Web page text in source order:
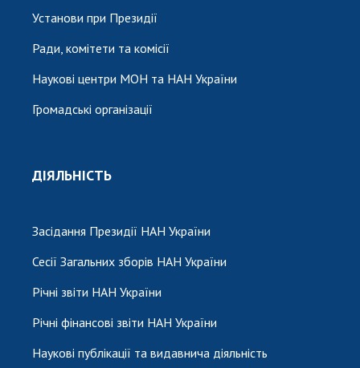
Установи при Президії
Ради, комітети та комісії
Наукові центри МОН та НАН України
Громадські організації
ДІЯЛЬНІСТЬ
Засідання Президії НАН України
Сесії Загальних зборів НАН України
Річні звіти НАН України
Річні фінансові звіти НАН України
Наукові публікації та видавнича діяльність